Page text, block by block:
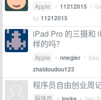
Apple • 11212015 •
by11212015
iPad Pro 的三摄和
样的吗？
Apple • nnegier • Sep
zhaidoudou123
程序员自由创业周
程序员 • • Sep